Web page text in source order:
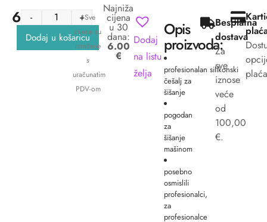
6.00
-
+
Dodaj u košaricu
*Sve
cijene su
izražene
s
uračunatim
PDV-om
Najniža
cijena
u 30
dana:
6.00
€
Dodaj
na listu
želja
Opis
proizvoda:
profesionalan silikonski
češalj za
šišanje
pogodan
za
šišanje
mašinom
posebno
osmislili
profesionalci,
za
profesionalce
Besplatna
dostava
Za
sve
iznose
veće
od
100,00
€.